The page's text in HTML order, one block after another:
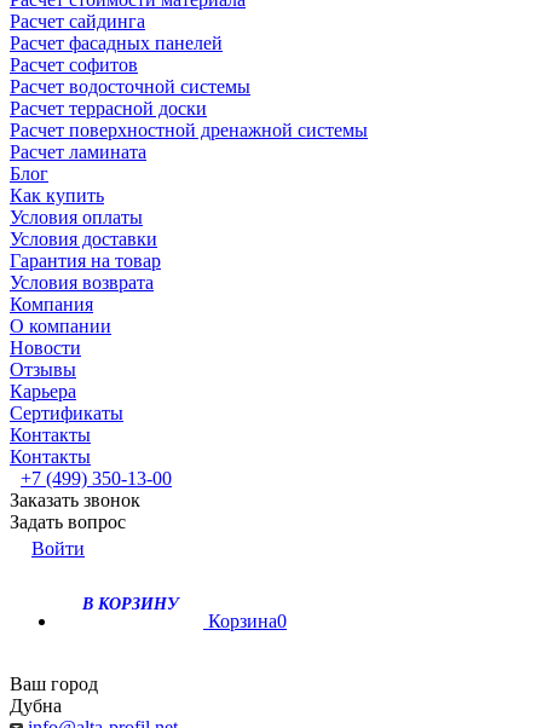
Расчет сайдинга
Расчет фасадных панелей
Расчет софитов
Расчет водосточной системы
Расчет террасной доски
Расчет поверхностной дренажной системы
Расчет ламината
Блог
Как купить
Условия оплаты
Условия доставки
Гарантия на товар
Условия возврата
Компания
О компании
Новости
Отзывы
Карьера
Сертификаты
Контакты
Контакты
+7 (499) 350-13-00
Заказать звонок
Задать вопрос
Войти
В КОРЗИНУ
Корзина0
Ваш город
Дубна